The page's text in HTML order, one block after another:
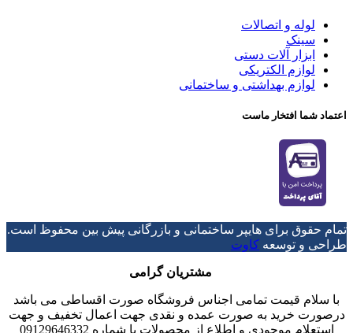
لوله و اتصالات
سینک
ابزار آلات دستی
لوازم الکتریکی
لوازم بهداشتی و ساختمانی
اعتماد شما افتخار ماست
تمام حقوق برای هایپر ساختمانی و بازرگانی پیش بین محفوظ است.
طراحی و توسعه کاوت
مشتریان گرامی
با سلام قیمت تمامی اجناس فروشگاه صورت اقساطی می باشد
درصورت خرید به صورت عمده و نقدی جهت اعمال تخفیف و جهت
استعلام موجودی و اطلاع از محصولات با شماره 09129646332